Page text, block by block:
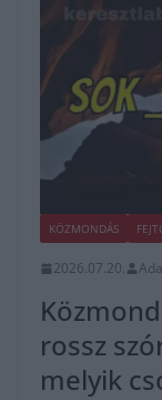
KÖZMONDÁS
2026.07.20.
rossz
melyik